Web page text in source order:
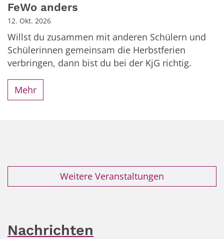
FeWo anders
12. Okt. 2026
Willst du zusammen mit anderen Schülern und
Schülerinnen gemeinsam die Herbstferien
verbringen, dann bist du bei der KjG richtig.
Mehr
Weitere Veranstaltungen
Nachrichten